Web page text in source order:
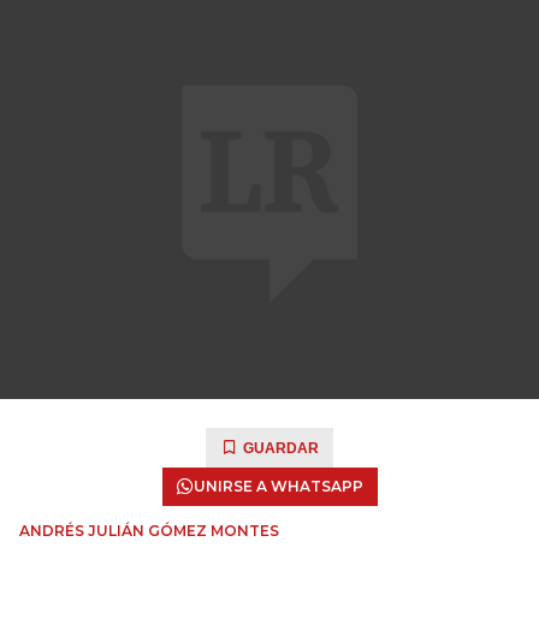
GUARDAR
UNIRSE A WHATSAPP
ANDRÉS JULIÁN GÓMEZ MONTES